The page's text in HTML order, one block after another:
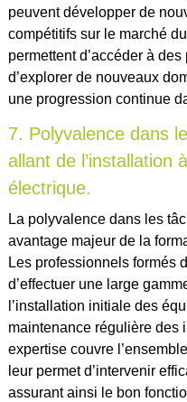
peuvent développer de
compétitifs sur le marché
permettent d’accéder à
d’explorer de nouveaux
une progression continue
7. Polyvalence dans
allant de l’installation
électrique.
La polyvalence dans les
avantage majeur de la
Les professionnels formés
d’effectuer une large
l’installation initiale des
maintenance régulière des
expertise couvre
leur permet d’intervenir
assurant ainsi le bon